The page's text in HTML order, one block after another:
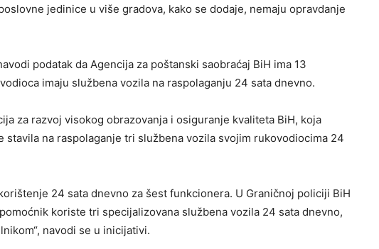
jedinice u više gradova, kako se dodaje, nemaju opravdanje
podatak da Agencija za poštanski saobraćaj BiH ima 13
imaju službena vozila na raspolaganju 24 sata dnevno.
za razvoj visokog obrazovanja i osiguranje kvaliteta BiH, koja
stavila na raspolaganje tri službena vozila svojim rukovodiocima 24
24 sata dnevno za šest funkcionera. U Graničnoj policiji BiH
koriste tri specijalizovana službena vozila 24 sata dnevno,
navodi se u inicijativi.